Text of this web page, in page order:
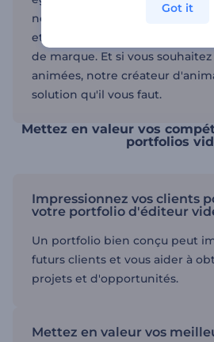
noms d'entreprise IA pour la
et le créateur de logos pour
de marque. Et si vous
animées, notre créateur
solution qu'il vous faut.
Mettez en valeur vos
portfolios
Impressionnez vos clients
votre portfolio d'éditeur
Un portfolio bien conçu peut
futurs clients et vous aider à
projets et d'opportunités.
Mettez en valeur vos
Got it